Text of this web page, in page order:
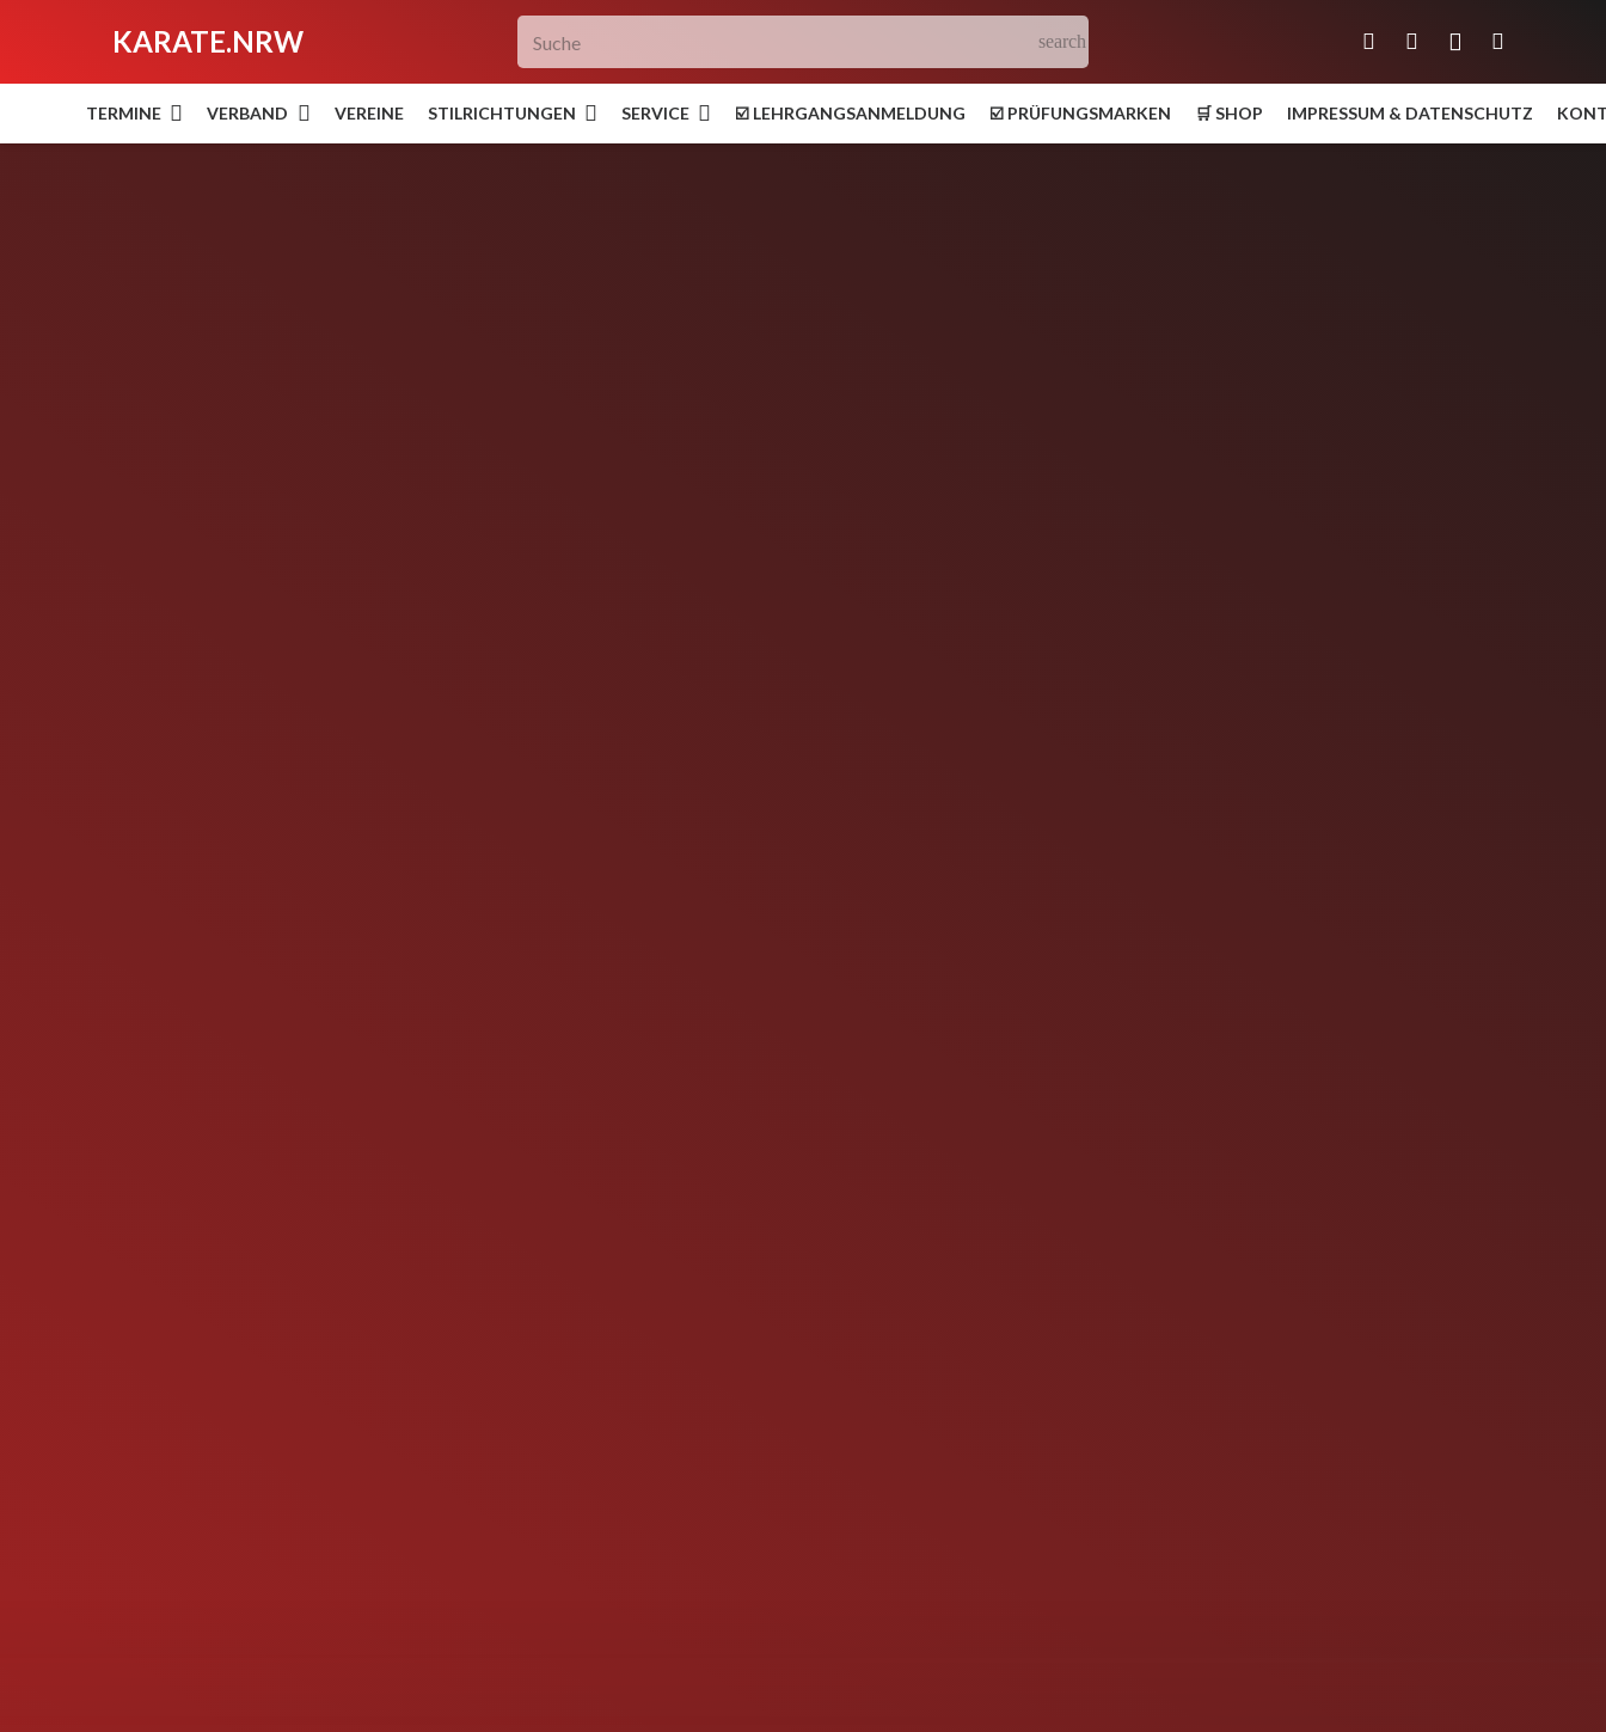
KARATE.NRW search
TERMINE VERBAND VEREINE STILRICHTUNGEN SERVICE ☑️ LEHRGANGSANMELDUNG ☑️ PRÜFUNGSMARKEN 🛒 SHOP IMPRESSUM & DATENSCHUTZ